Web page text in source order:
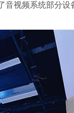
视频系统部分设